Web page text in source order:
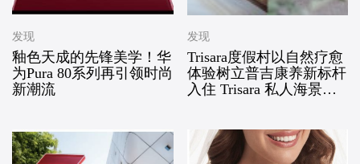
发现
釉色天成的先锋美学！华
为Pura 80系列再引领时尚
新潮流
发现
Trisara度假村以自然疗愈
体验树立普吉康养新标杆
入住 Trisara 私人海景住